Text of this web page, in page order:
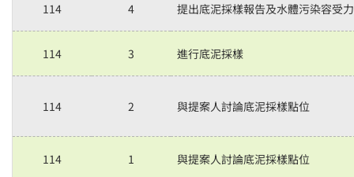
114 4 提出底泥採樣報告及水體污染容受
114 3 進行底泥採樣
114 2 與提案人討論底泥採樣點位
114 1 與提案人討論底泥採樣點位